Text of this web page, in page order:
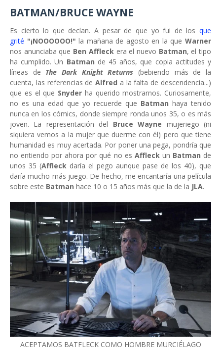
BATMAN/BRUCE WAYNE
Es cierto lo que decían. A pesar de que yo fui de los que
grité "¡NOOOOOO!"la mañana de agosto en la queWarner
nos anunciaba que Ben Affleckera el nuevo Batman, el tipo
ha cumplido. Un Batman de 45 años, que copia actitudes y
líneas de The Dark Knight Returns (bebiendo más de la
cuenta, las referencias deAlfred a la falta de descendencia...)
que es el que Snyder ha querido mostrarnos. Curiosamente,
no es una edad que yo recuerde que Batman haya tenido
nunca en los cómics, donde siempre ronda unos 35, o es más
joven. La representación del Bruce Wayne mujeriego (ni
siquiera vemos a la mujer que duerme con él) pero que tiene
humanidad es muy acertada. Por poner una pega, pondría que
no entiendo por ahora por qué no es Affleckun Batman de
unos 35 (Affleck daría el pego aunque pase de los 40), que
daría mucho más juego. De hecho, me encantaría una película
sobre este Batman hace 10 o 15 años más que la de la JLA.
ACEPTAMOS BATFLECK COMO HOMBRE MURCIÉLAGO